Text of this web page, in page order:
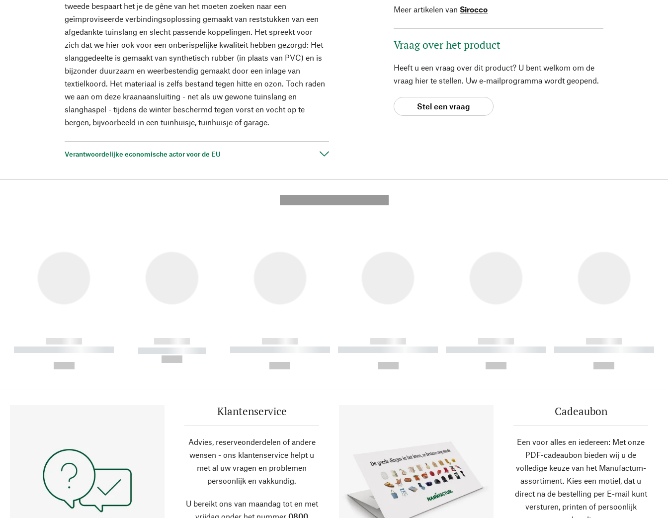
tweede bespaart het je de gêne van het moeten zoeken naar een
geïmproviseerde verbindingsoplossing gemaakt van reststukken van een
afgedankte tuinslang en slecht passende koppelingen. Het spreekt voor
zich dat we hier ook voor een onberispelijke kwaliteit hebben gezorgd: Het
slanggedeelte is gemaakt van synthetisch rubber (in plaats van PVC) en is
bijzonder duurzaam en weerbestendig gemaakt door een inlage van
textielkoord. Het materiaal is zelfs bestand tegen hitte en ozon. Toch raden
we aan om deze kraanaansluiting - net als uw gewone tuinslang en
slanghaspel - tijdens de winter beschermd tegen vorst en vocht op te
bergen, bijvoorbeeld in een tuinhuisje, tuinhuisje of garage.
Verantwoordelijke economische actor voor de EU
Meer artikelen van Sirocco
Vraag over het product
Heeft u een vraag over dit product? U bent welkom om de
vraag hier te stellen. Uw e-mailprogramma wordt geopend.
Stel een vraag
------------
----------- ----------- ----------
------------
----------- -----------
------------
----------- ----------- ----------
------------
----------- ----------- ----------
------------
----------- ----------- ----------
------------
----------- ----------- ----------
Klantenservice
Advies, reserveonderdelen of andere
wensen - ons klantenservice helpt u
met al uw vragen en problemen
persoonlijk en vakkundig.
U bereikt ons van maandag tot en met
Cadeaubon
Een voor alles en iedereen: Met onze
PDF-cadeaubon bieden wij u de
volledige keuze van het Manufactum-
assortiment. Kies een motief, dat u
direct na de bestelling per E-mail kunt
versturen, printen of persoonlijk